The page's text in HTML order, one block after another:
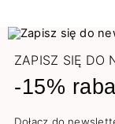
ZAPISZ SIĘ DO
-15%